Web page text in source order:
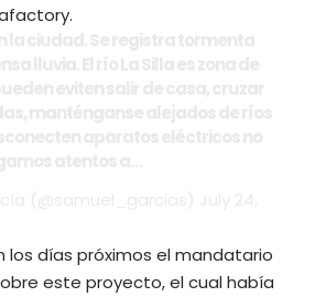
los días próximos el mandatario
este proyecto, el cual había